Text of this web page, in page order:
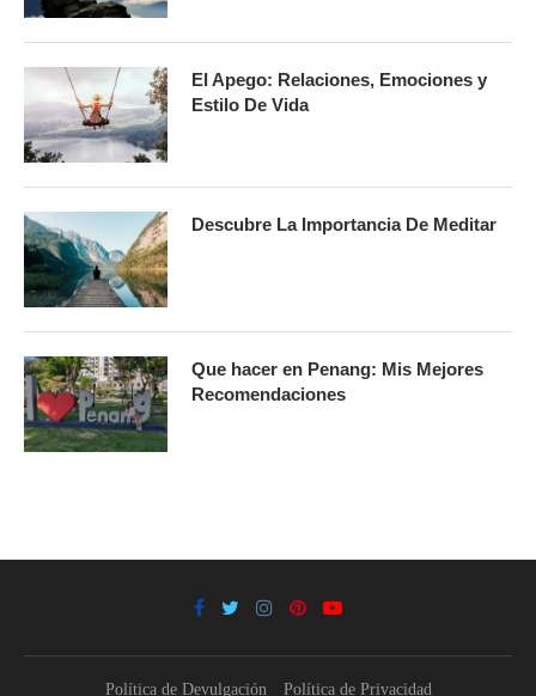
El Apego: Relaciones, Emociones y
Estilo De Vida
Descubre La Importancia De Meditar
Que hacer en Penang: Mis Mejores
Recomendaciones
Política de Devulgación Política de Privacidad